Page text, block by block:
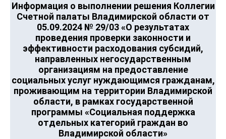
Информация о выполнении решения Коллегии
Счетной палаты Владимирской области от
05.09.2024 № 29/03 «О результатах
проведения проверки законности и
эффективности расходования субсидий,
направленных негосударственным
организациям на предоставление
социальных услуг нуждающимся гражданам,
проживающим на территории Владимирской
области, в рамках государственной
программы «Социальная поддержка
отдельных категорий граждан во
Владимирской области»